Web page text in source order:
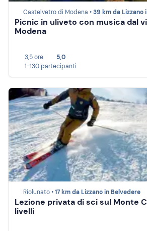
Castelvetro di Modena •39 km da Lizzano
Picnic in uliveto con musica dal
Modena
3,5 ore
5,0
1-130 partecipanti
Riolunato •17 km da Lizzano in Belvedere
Lezione privata di sci sul Monte
livelli